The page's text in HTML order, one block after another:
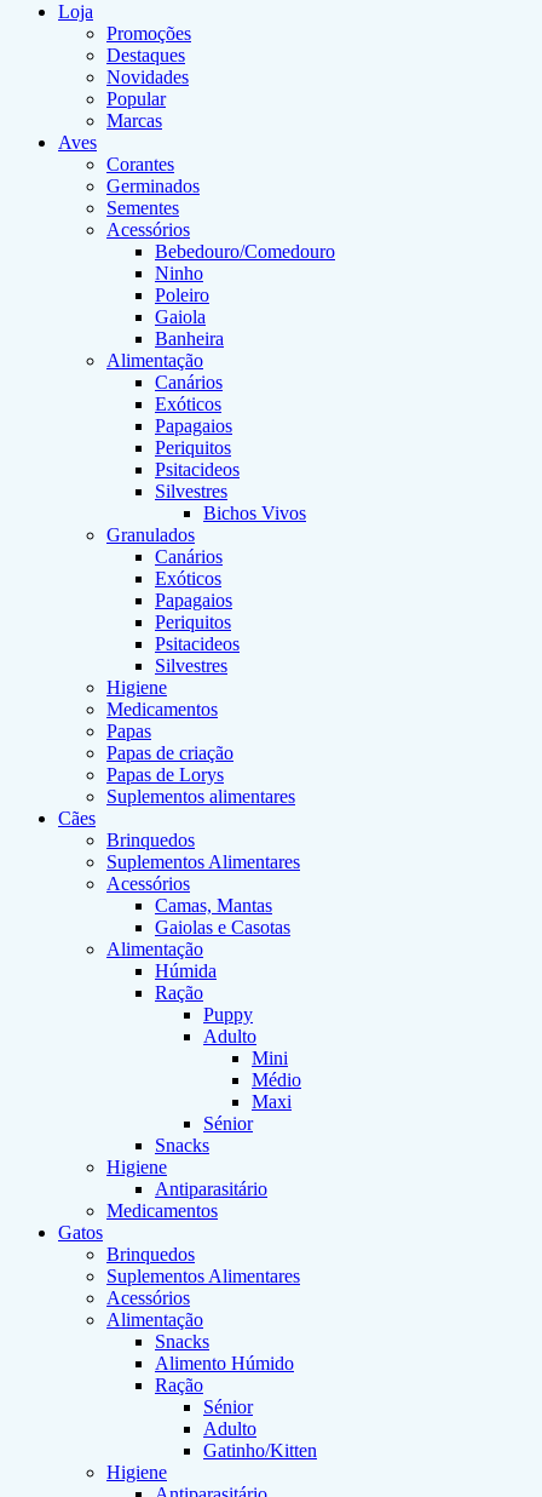
Loja
Promoções
Destaques
Novidades
Popular
Marcas
Aves
Corantes
Germinados
Sementes
Acessórios
Bebedouro/Comedouro
Ninho
Poleiro
Gaiola
Banheira
Alimentação
Canários
Exóticos
Papagaios
Periquitos
Psitacideos
Silvestres
Bichos Vivos
Granulados
Canários
Exóticos
Papagaios
Periquitos
Psitacideos
Silvestres
Higiene
Medicamentos
Papas
Papas de criação
Papas de Lorys
Suplementos alimentares
Cães
Brinquedos
Suplementos Alimentares
Acessórios
Camas, Mantas
Gaiolas e Casotas
Alimentação
Húmida
Ração
Puppy
Adulto
Mini
Médio
Maxi
Sénior
Snacks
Higiene
Antiparasitário
Medicamentos
Gatos
Brinquedos
Suplementos Alimentares
Acessórios
Alimentação
Snacks
Alimento Húmido
Ração
Sénior
Adulto
Gatinho/Kitten
Higiene